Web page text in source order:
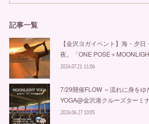
記事一覧
【金沢ヨガイベント】海・夕
夜。「ONE POSE＋
2026.07.21 11:06
7/29開催FLOW ～流れに身を
YOGA@金沢港クルーズター
2026.06.27 10:05